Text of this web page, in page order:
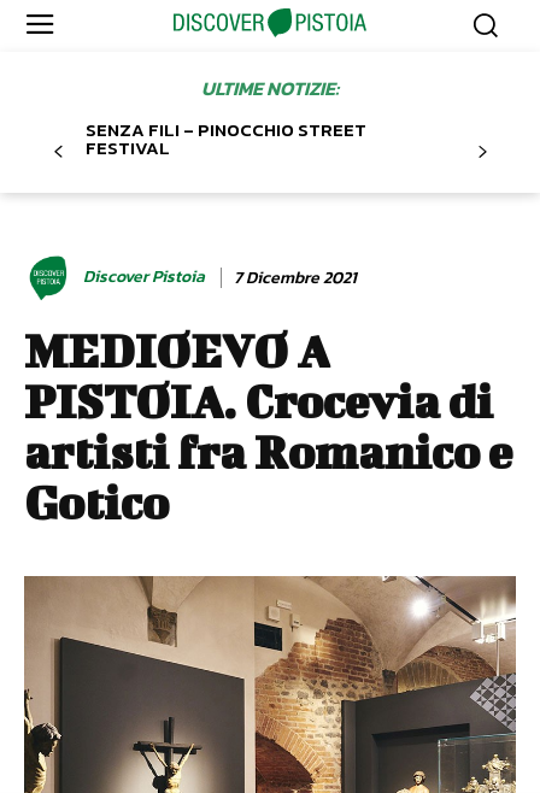
ULTIME NOTIZIE:
SENZA FILI – PINOCCHIO STREET
FESTIVAL
Discover Pistoia 7 Dicembre 2021
MEDIOEVO A
PISTOIA. Crocevia di
artisti fra Romanico e
Gotico